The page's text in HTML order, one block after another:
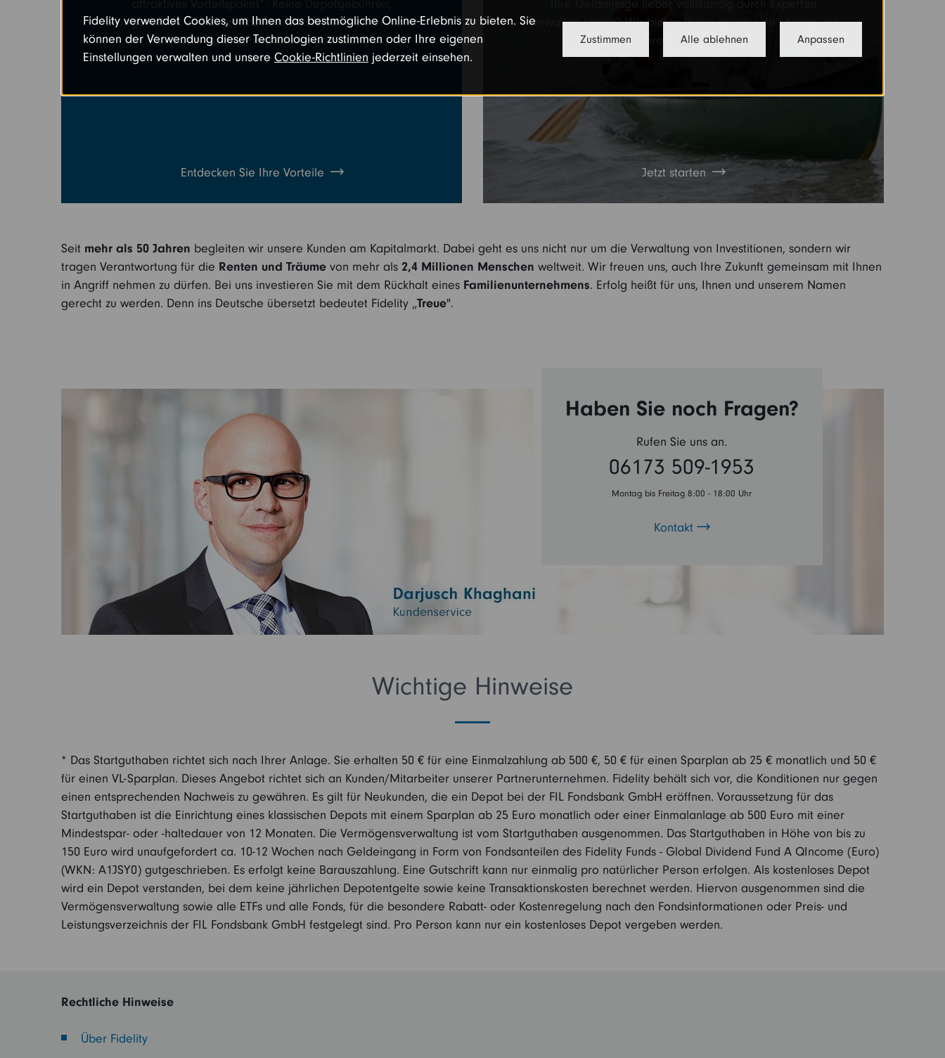
Startguthaben und Zugriff zu Finanzwissen aus erster Hand
durch die Fidelity Privatkundenbetreuung.
Entdecken Sie Ihre Vorteile
verwalten lassen? Wir bieten Ihnen gerne eine Lösung, die
zu Ihren Zielen passt.
Jetzt starten
Seit mehr als 50 Jahren begleiten wir unsere Kunden am Kapitalmarkt. Dabei geht es uns nicht nur um die Verwaltung von Investitionen, sondern wir
tragen Verantwortung für die Renten und Träume von mehr als 2,4 Millionen Menschen weltweit. Wir freuen uns, auch Ihre Zukunft gemeinsam mit Ihnen
in Angriff nehmen zu dürfen. Bei uns investieren Sie mit dem Rückhalt eines Familienunternehmens. Erfolg heißt für uns, Ihnen und unserem Namen
gerecht zu werden. Denn ins Deutsche übersetzt bedeutet Fidelity „Treue".
Haben Sie noch Fragen?
Rufen Sie uns an.
06173 509-1953
Montag bis Freitag 8:00 - 18:00 Uhr
Kontakt
Wichtige Hinweise
* Das Startguthaben richtet sich nach Ihrer Anlage. Sie erhalten 50 € für eine Einmalzahlung ab 500 €, 50 € für einen Sparplan ab 25 € monatlich und 50 €
für einen VL-Sparplan. Dieses Angebot richtet sich an Kunden/Mitarbeiter unserer Partnerunternehmen. Fidelity behält sich vor, die Konditionen nur gegen
einen entsprechenden Nachweis zu gewähren. Es gilt für Neukunden, die ein Depot bei der FIL Fondsbank GmbH eröffnen. Voraussetzung für das
Startguthaben ist die Einrichtung eines klassischen Depots mit einem Sparplan ab 25 Euro monatlich oder einer Einmalanlage ab 500 Euro mit einer
Mindestspar- oder -haltedauer von 12 Monaten. Die Vermögensverwaltung ist vom Startguthaben ausgenommen. Das Startguthaben in Höhe von bis zu
150 Euro wird unaufgefordert ca. 10-12 Wochen nach Geldeingang in Form von Fondsanteilen des Fidelity Funds - Global Dividend Fund A QIncome (Euro)
(WKN: A1JSY0) gutgeschrieben. Es erfolgt keine Barauszahlung. Eine Gutschrift kann nur einmalig pro natürlicher Person erfolgen. Als kostenloses Depot
wird ein Depot verstanden, bei dem keine jährlichen Depotentgelte sowie keine Transaktionskosten berechnet werden. Hiervon ausgenommen sind die
Vermögensverwaltung sowie alle ETFs und alle Fonds, für die besondere Rabatt- oder Kostenregelung nach den Fondsinformationen oder Preis- und
Leistungsverzeichnis der FIL Fondsbank GmbH festgelegt sind. Pro Person kann nur ein kostenloses Depot vergeben werden.
Rechtliche Hinweise
Über Fidelity
Fidelity verwendet Cookies, um Ihnen das bestmögliche Online-Erlebnis zu bieten. Sie
können der Verwendung dieser Technologien zustimmen oder Ihre eigenen
Einstellungen verwalten und unsere Cookie-Richtlinien jederzeit einsehen.
Zustimmen Alle ablehnen Anpassen